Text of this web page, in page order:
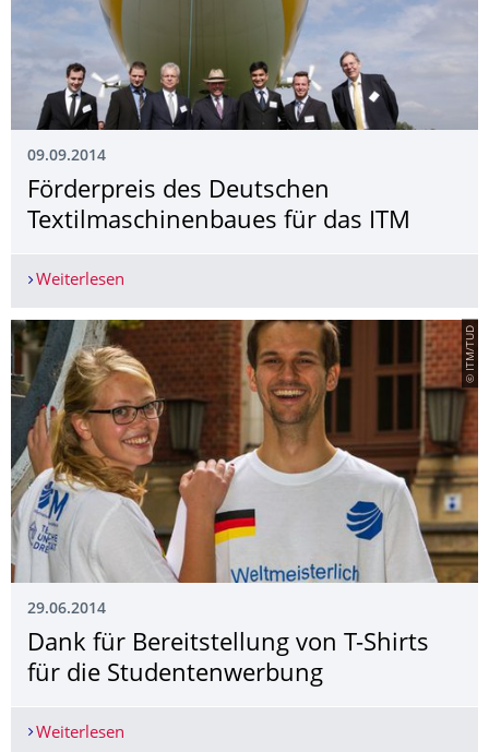
09.09.2014
Förderpreis des Deutschen
Textilmaschinen­baues für das ITM
Weiterlesen
© ITM/TUD
29.06.2014
Dank für Bereitstellung von T-Shirts
für die Studentenwerbung
Weiterlesen